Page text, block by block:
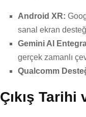
Android XR:
sanal ekran
Gemini AI
gerçek zamanlı
Qualcomm
Çıkış Tarihi